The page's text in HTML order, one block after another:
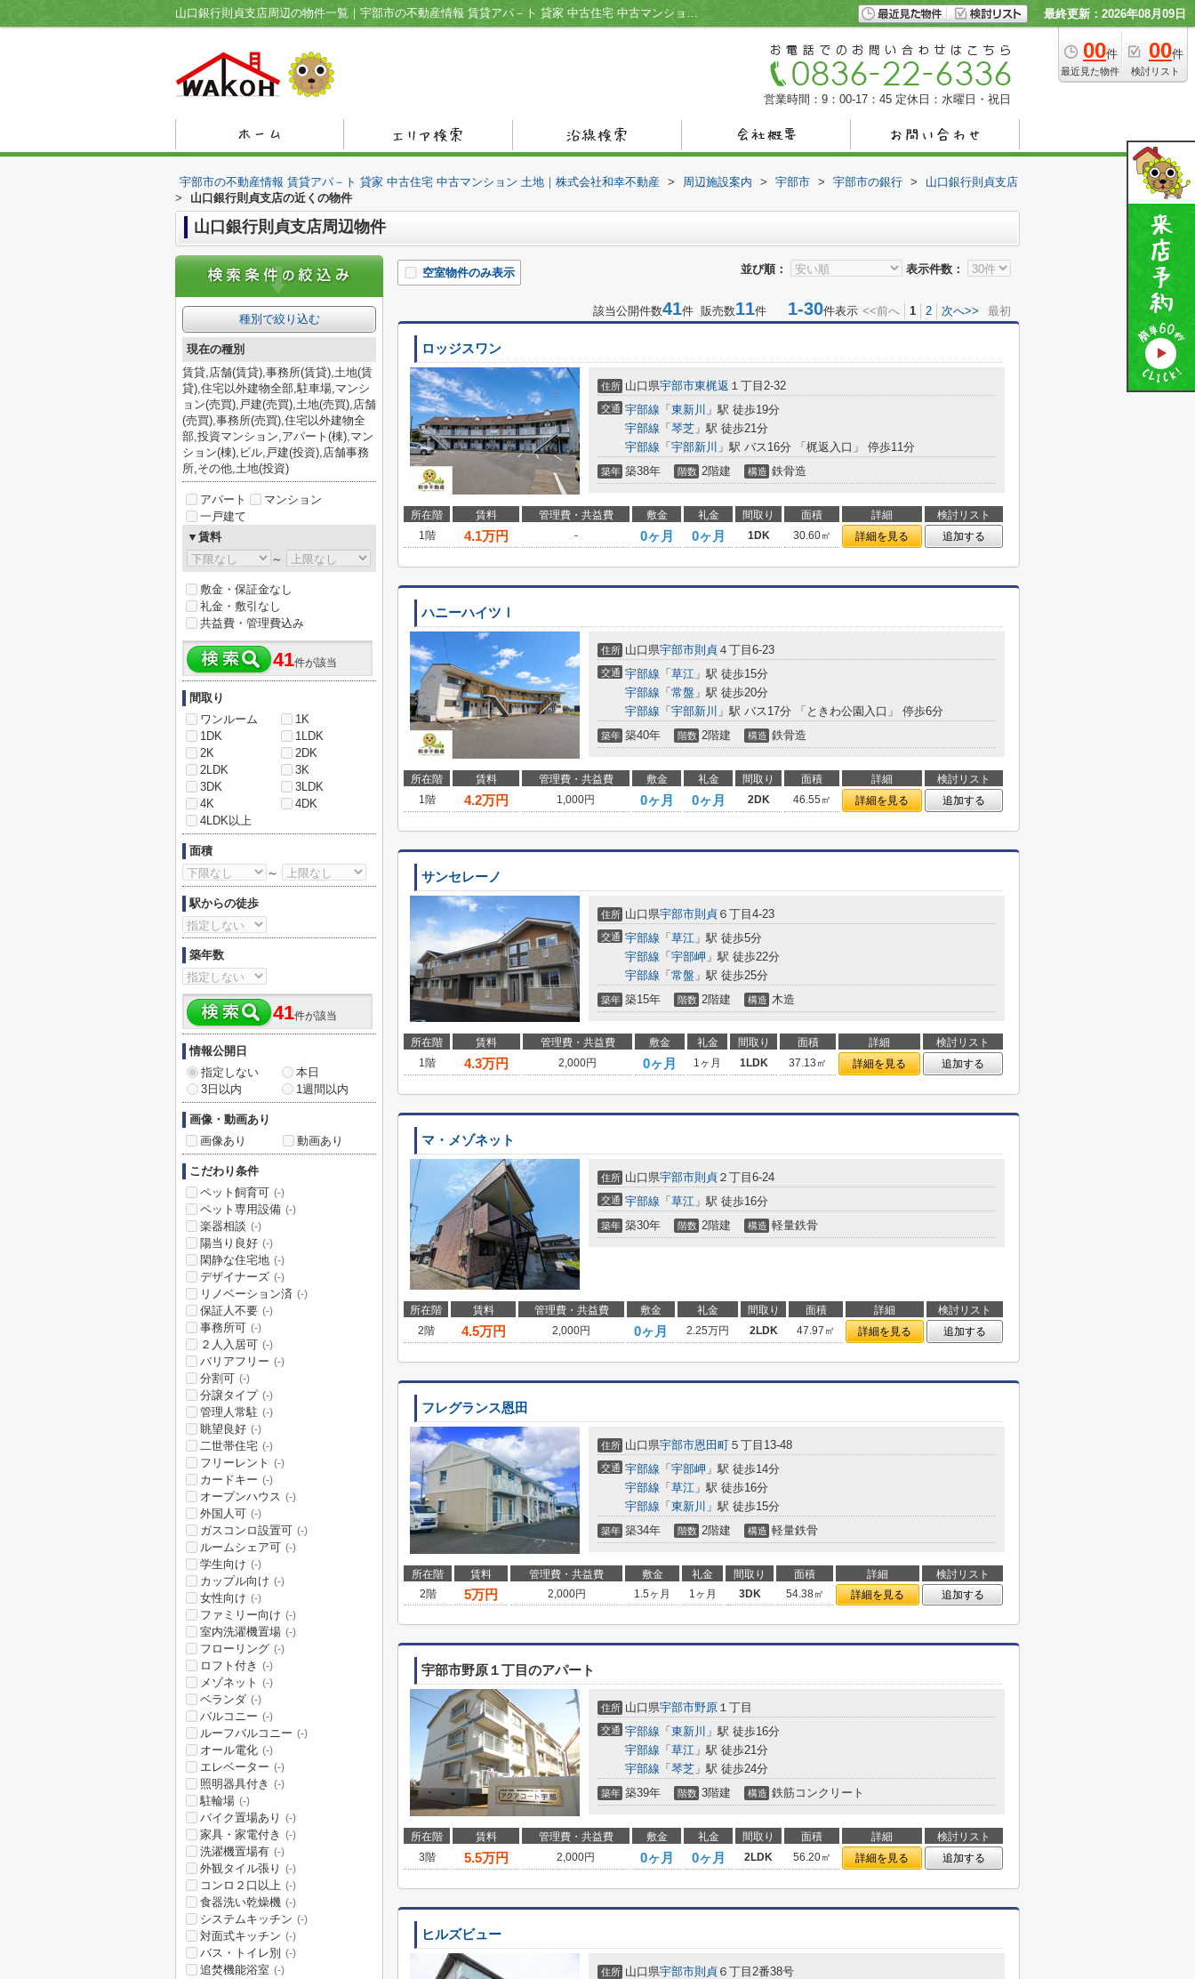
山口銀行則貞支店周辺の物件一覧｜宇部市の不動産情報 賃貸アパ－ト 貸家 中古住宅 中古マンション 土地｜株式会社和幸不動産 最終更新：2026年08月09日
00件
最近見た物件
00件
検討リスト
営業時間：9：00-17：45 定休日：水曜日・祝日
宇部市の不動産情報 賃貸アパ－ト 貸家 中古住宅 中古マンション 土地｜株式会社和幸不動産 > 周辺施設案内 > 宇部市 > 宇部市の銀行 >
山口銀行則貞支店
>
山口銀行則貞支店の近くの物件
山口銀行則貞支店周辺物件
並び順： 表示件数：
空室物件のみ表示
該当公開件数41件 販売数11件 1-30件表示 <<前へ 1 2 次へ>> 最初
ロッジスワン
住所 山口県宇部市東梶返 １丁目2-32
交通 宇部線 「 東新川 」駅 徒歩19分
宇部線 「 琴芝 」駅 徒歩21分
宇部線 「 宇部新川 」駅 バス16分 「梶返入口」 停歩11分
築年 築38年 階数 2階建 構造 鉄骨造
所在階 賃料 管理費・共益費 敷金 礼金 間取り 面積 詳細
検討リスト
1階
4.1万円 - 0ヶ月 0ヶ月 1DK 30.60㎡ 詳細を見る 追加する
ハニーハイツⅠ
住所 山口県宇部市則貞 ４丁目6-23
交通 宇部線 「 草江 」駅 徒歩15分
宇部線 「 常盤 」駅 徒歩20分
宇部線 「 宇部新川 」駅 バス17分 「ときわ公園入口」 停歩6分
築年 築40年 階数 2階建 構造 鉄骨造
所在階 賃料 管理費・共益費 敷金 礼金 間取り 面積 詳細
検討リスト
1階
4.2万円 1,000円 0ヶ月 0ヶ月 2DK 46.55㎡ 詳細を見る 追加する
サンセレーノ
住所 山口県宇部市則貞 ６丁目4-23
交通 宇部線 「 草江 」駅 徒歩5分
宇部線 「 宇部岬 」駅 徒歩22分
宇部線 「 常盤 」駅 徒歩25分
築年 築15年 階数 2階建 構造 木造
所在階 賃料 管理費・共益費 敷金 礼金 間取り 面積 詳細
検討リスト
1階
4.3万円 2,000円 0ヶ月 1ヶ月 1LDK 37.13㎡ 詳細を見る 追加する
マ・メゾネット
住所 山口県宇部市則貞 ２丁目6-24
交通 宇部線 「 草江 」駅 徒歩16分
築年 築30年 階数 2階建 構造 軽量鉄骨
所在階 賃料 管理費・共益費 敷金 礼金 間取り 面積 詳細
検討リスト
2階
4.5万円 2,000円 0ヶ月 2.25万円 2LDK 47.97㎡ 詳細を見る 追加する
フレグランス恩田
住所 山口県宇部市恩田町 ５丁目13-48
交通 宇部線 「 宇部岬 」駅 徒歩14分
宇部線 「 草江 」駅 徒歩16分
宇部線 「 東新川 」駅 徒歩15分
築年 築34年 階数 2階建 構造 軽量鉄骨
所在階 賃料 管理費・共益費 敷金 礼金 間取り 面積 詳細
検討リスト
2階
5万円 2,000円 1.5ヶ月 1ヶ月 3DK 54.38㎡ 詳細を見る 追加する
宇部市野原１丁目のアパート
住所 山口県宇部市野原 １丁目
交通 宇部線 「 東新川 」駅 徒歩16分
宇部線 「 草江 」駅 徒歩21分
宇部線 「 琴芝 」駅 徒歩24分
築年 築39年 階数 3階建 構造 鉄筋コンクリート
所在階 賃料 管理費・共益費 敷金 礼金 間取り 面積 詳細
検討リスト
3階
5.5万円 2,000円 0ヶ月 0ヶ月 2LDK 56.20㎡ 詳細を見る 追加する
ヒルズビュー
住所 山口県宇部市則貞 ６丁目2番38号
種別で絞り込む
現在の種別
賃貸,店舗(賃貸),事務所(賃貸),土地(賃
貸),住宅以外建物全部,駐車場,マンシ
ョン(売買),戸建(売買),土地(売買),店舗
(売買),事務所(売買),住宅以外建物全
部,投資マンション,アパート(棟),マン
ション(棟),ビル,戸建(投資),店舗事務
所,その他,土地(投資)
アパート
マンション
一戸建て
▼賃料
～
敷金・保証金なし
礼金・敷引なし
共益費・管理費込み
41件が該当
間取り
ワンルーム
1K
1DK
1LDK
2K
2DK
2LDK
3K
3DK
3LDK
4K
4DK
4LDK以上
面積
～
駅からの徒歩
築年数
41件が該当
情報公開日
指定しない
本日
3日以内
1週間以内
画像・動画あり
画像あり
動画あり
こだわり条件
ペット飼育可 (-)
ペット専用設備 (-)
楽器相談 (-)
陽当り良好 (-)
閑静な住宅地 (-)
デザイナーズ (-)
リノベーション済 (-)
保証人不要 (-)
事務所可 (-)
２人入居可 (-)
バリアフリー (-)
分割可 (-)
分譲タイプ (-)
管理人常駐 (-)
眺望良好 (-)
二世帯住宅 (-)
フリーレント (-)
カードキー (-)
オープンハウス (-)
外国人可 (-)
ガスコンロ設置可 (-)
ルームシェア可 (-)
学生向け (-)
カップル向け (-)
女性向け (-)
ファミリー向け (-)
室内洗濯機置場 (-)
フローリング (-)
ロフト付き (-)
メゾネット (-)
ベランダ (-)
バルコニー (-)
ルーフバルコニー (-)
オール電化 (-)
エレベーター (-)
照明器具付き (-)
駐輪場 (-)
バイク置場あり (-)
家具・家電付き (-)
洗濯機置場有 (-)
外観タイル張り (-)
コンロ２口以上 (-)
食器洗い乾燥機 (-)
システムキッチン (-)
対面式キッチン (-)
バス・トイレ別 (-)
追焚機能浴室 (-)